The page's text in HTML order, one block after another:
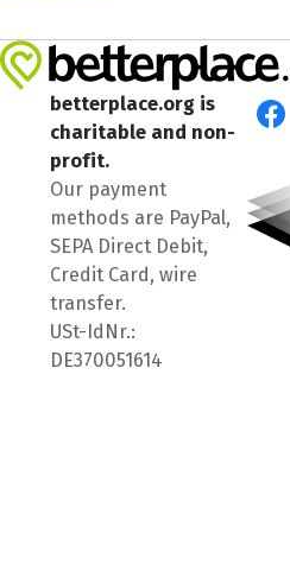
betterplace.org is
charitable and non-
profit.
Our payment
methods are PayPal,
SEPA Direct Debit,
Credit Card, wire
transfer.
USt-IdNr.:
DE370051614